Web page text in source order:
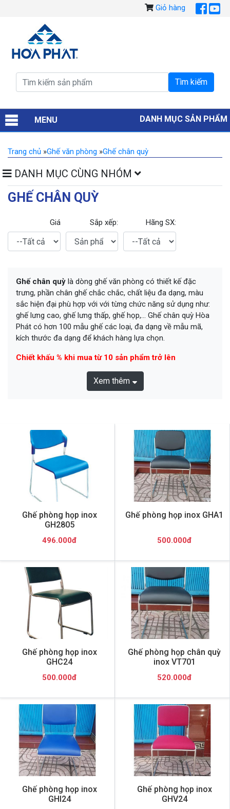
Giỏ hàng
MENU DANH MỤC SẢN PHẨM
Trang chủ »Ghế văn phòng »Ghế chân quỳ
DANH MỤC CÙNG NHÓM
GHẾ CHÂN QUỲ
Giá Sắp xếp: Hãng SX:
Ghế chân quỳ là dòng ghế văn phòng có thiết kế đặc
trưng, phần chân ghế chắc chắc, chất liệu đa dạng, màu
sắc hiện đại phù hợp với với từng chức năng sử dụng như:
ghế lưng cao, ghế lưng thấp, ghế họp,... Ghế chân quỳ Hòa
Phát có hơn 100 mẫu ghế các loại, đa dạng về mẫu mã,
kích thước đa dạng để khách hàng lựa chọn.
Chiết khấu % khi mua từ 10 sản phẩm trở lên
Xem thêm
Ghế phòng họp inox
GH2805
496.000đ
Ghế phòng họp inox GHA1
500.000đ
Ghế phòng họp inox
GHC24
500.000đ
Ghế phòng họp chân quỳ
inox VT701
520.000đ
Ghế phòng họp inox
GHI24
Ghế phòng họp inox
GHV24